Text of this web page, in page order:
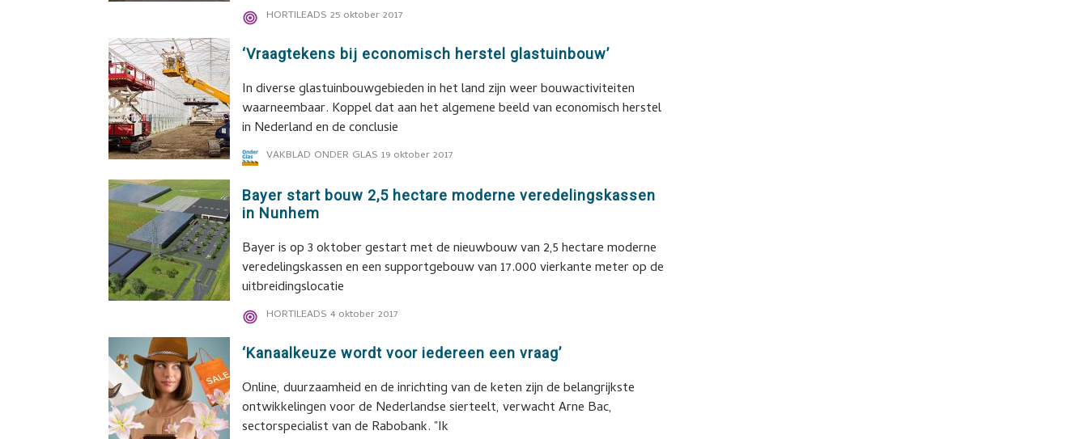
HORTILEADS 25 oktober 2017
‘Vraagtekens bij economisch herstel glastuinbouw’
In diverse glastuinbouwgebieden in het land zijn weer bouwactiviteiten
waarneembaar. Koppel dat aan het algemene beeld van economisch herstel
in Nederland en de conclusie
VAKBLAD ONDER GLAS 19 oktober 2017
Bayer start bouw 2,5 hectare moderne veredelingskassen
in Nunhem
Bayer is op 3 oktober gestart met de nieuwbouw van 2,5 hectare moderne
veredelingskassen en een supportgebouw van 17.000 vierkante meter op de
uitbreidingslocatie
HORTILEADS 4 oktober 2017
‘Kanaalkeuze wordt voor iedereen een vraag’
Online, duurzaamheid en de inrichting van de keten zijn de belangrijkste
ontwikkelingen voor de Nederlandse sierteelt, verwacht Arne Bac,
sectorspecialist van de Rabobank. "Ik